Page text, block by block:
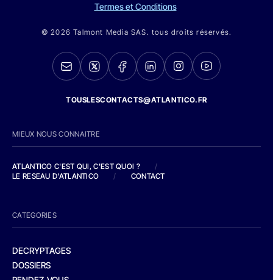
Termes et Conditions
© 2026 Talmont Media SAS. tous droits réservés.
TOUSLESCONTACTS@ATLANTICO.FR
MIEUX NOUS CONNAITRE
ATLANTICO C'EST QUI, C'EST QUOI ?
/
LE RESEAU D'ATLANTICO
/ CONTACT
CATEGORIES
DECRYPTAGES
DOSSIERS